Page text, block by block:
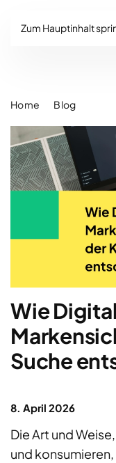
Zum Hauptinhalt
Home Blog
Wie
Suche
8. April 2026
Die Art und
und